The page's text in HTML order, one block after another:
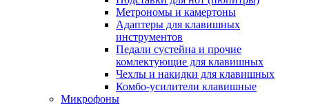
Метрономы и камертоны
Адаптеры для клавишных
инструментов
Педали сустейна и прочие
комлектующие для клавишных
Чехлы и накидки для клавишных
Комбо-усилители клавишные
Микрофоны